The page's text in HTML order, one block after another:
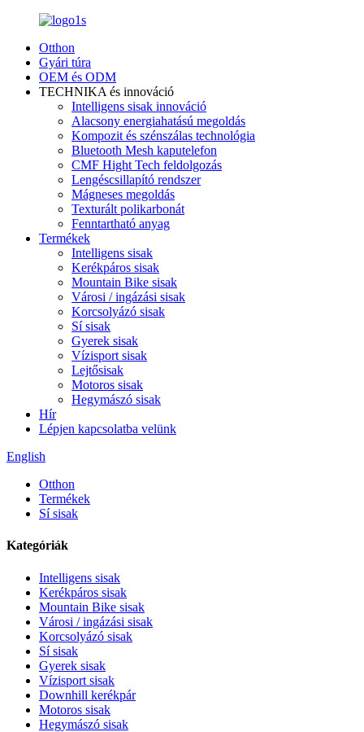
Otthon
Gyári túra
OEM és ODM
TECHNIKA és innováció
Intelligens sisak innováció
Alacsony energiahatású megoldás
Kompozit és szénszálas technológia
Bluetooth Mesh kaputelefon
CMF Hight Tech feldolgozás
Lengéscsillapító rendszer
Mágneses megoldás
Texturált polikarbonát
Fenntartható anyag
Termékek
Intelligens sisak
Kerékpáros sisak
Mountain Bike sisak
Városi / ingázási sisak
Korcsolyázó sisak
Sí sisak
Gyerek sisak
Vízisport sisak
Lejtősisak
Motoros sisak
Hegymászó sisak
Hír
Lépjen kapcsolatba velünk
English
Otthon
Termékek
Sí sisak
Kategóriák
Intelligens sisak
Kerékpáros sisak
Mountain Bike sisak
Városi / ingázási sisak
Korcsolyázó sisak
Sí sisak
Gyerek sisak
Vízisport sisak
Downhill kerékpár
Motoros sisak
Hegymászó sisak